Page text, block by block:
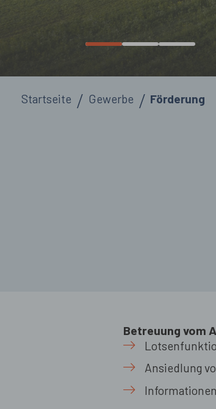
Startseite Gewerbe Förderung
Betreuung vom
Ansiedlung